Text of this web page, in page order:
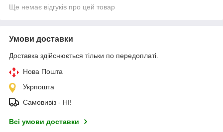
Ще немає відгуків про цей товар
Умови доставки
Доставка здійснюється тільки по передоплаті.
Нова Пошта
Укрпошта
Самовивіз - НІ!
Всі умови доставки